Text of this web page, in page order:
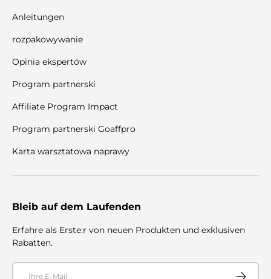
Anleitungen
rozpakowywanie
Opinia ekspertów
Program partnerski
Affiliate Program Impact
Program partnerski Goaffpro
Karta warsztatowa naprawy
Bleib auf dem Laufenden
Erfahre als Erste:r von neuen Produkten und exklusiven
Rabatten.
E-Mail